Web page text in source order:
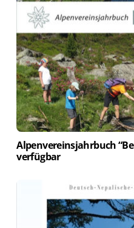
Alpenvereinsjahrbuch
verfügbar